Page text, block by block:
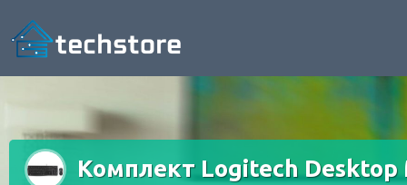
Комплект Logitech Desktop